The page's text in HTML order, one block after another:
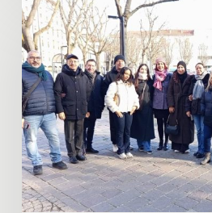
Alessandria,
città
accogliente:
più
che
un
protocollo,
una
porta
aperta